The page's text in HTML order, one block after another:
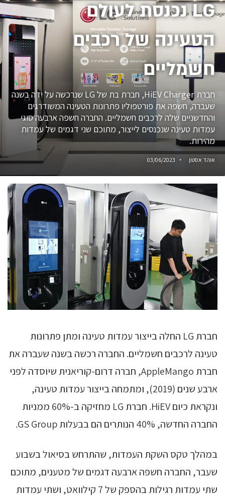
LG נכנסת לעולם
הטעינה של רכבים
חשמליים
חברת HiEV Charger, חברת בת של LG שנרכשה על ידה בשנה
שעברה, חשפה את פורטפוליו פתרונות הטעינה המשודרגים
והחדשניים שלה לרכבים חשמליים. החברה חשפה ארבעה סוגי
עמדות טעינה שנכנסים לייצור, מתוכם שני דגמים של עמדות
מהירות.
אוהד אסטון 03/06/2023
חברת LG החלה בייצור עמדות טעינה ומתן פתרונות
טעינה לרכבים חשמליים. החברה רכשה בשנה שעברה את
חברת AppleMango, חברה דרום-קוריאנית שיוסדה לפני
ארבע שנים (2019), ומתמחה בייצור עמדות טעינה,
ונקראת כיום HiEV. חברת LG מחזיקה ב-60% ממניות
החברה החדשה, 40% הנותרים הם בבעלות GS Group.
במהלך טקס השקת העמדות, שהתרחש בסיאול בשבוע
שעבר, החברה חשפה ארבעה דגמים של מטענים, מתוכם
שתי עמדות רגילות בהספק של 7 קילוואט, ושתי עמדות